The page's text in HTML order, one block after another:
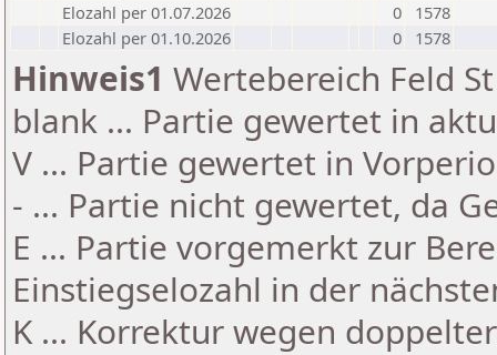
Elozahl per 01.07.2026
0
1578
Elozahl per 01.10.2026
0 1578
Hinweis1 Wertebereich Feld
blank ... Partie gewertet in
V ... Partie gewertet in
- ... Partie nicht gewertet, da
E ... Partie vorgemerkt zur
Einstiegselozahl in der
K ... Korrektur wegen